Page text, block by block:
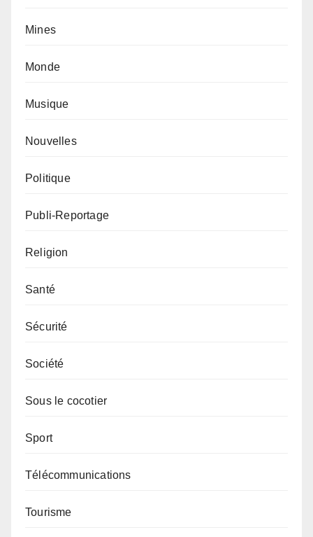
Mines
Monde
Musique
Nouvelles
Politique
Publi-Reportage
Religion
Santé
Sécurité
Société
Sous le cocotier
Sport
Télécommunications
Tourisme